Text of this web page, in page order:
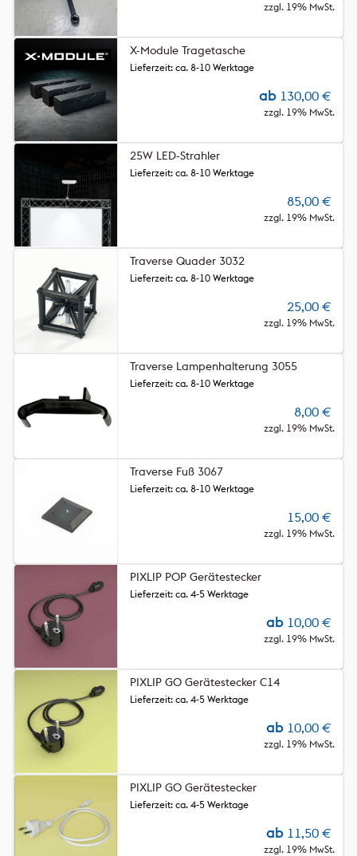
zzgl. 19% MwSt.
X-Module Tragetasche
ab 130,00 €
zzgl. 19% MwSt.
Lieferzeit: ca. 8-10 Werktage
25W LED-Strahler
85,00 €
zzgl. 19% MwSt.
Lieferzeit: ca. 8-10 Werktage
Traverse Quader 3032
25,00 €
zzgl. 19% MwSt.
Lieferzeit: ca. 8-10 Werktage
Traverse Lampenhalterung 3055
8,00 €
zzgl. 19% MwSt.
Lieferzeit: ca. 8-10 Werktage
Traverse Fuß 3067
15,00 €
zzgl. 19% MwSt.
Lieferzeit: ca. 8-10 Werktage
PIXLIP POP Gerätestecker
ab 10,00 €
zzgl. 19% MwSt.
Lieferzeit: ca. 4-5 Werktage
PIXLIP GO Gerätestecker C14
ab 10,00 €
zzgl. 19% MwSt.
Lieferzeit: ca. 4-5 Werktage
PIXLIP GO Gerätestecker
ab 11,50 €
zzgl. 19% MwSt.
Lieferzeit: ca. 4-5 Werktage